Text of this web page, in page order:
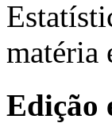
matéria
Edição